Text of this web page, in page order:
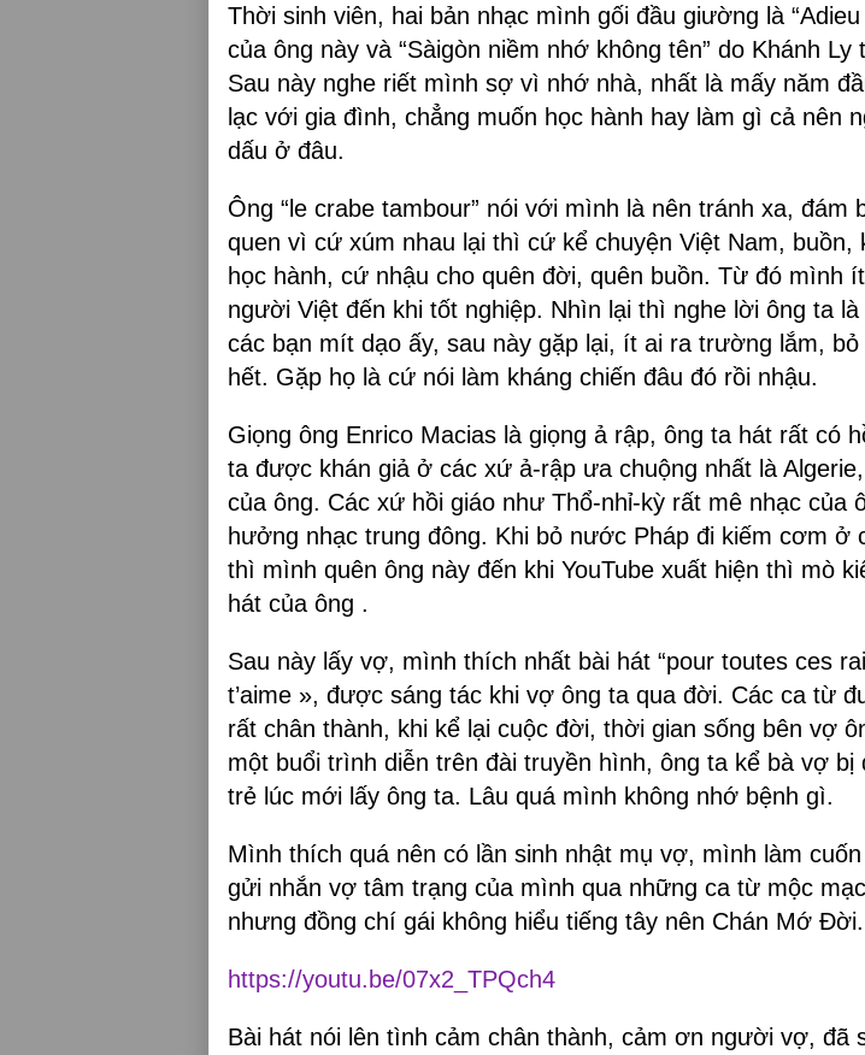
Thời sinh viên, hai bản nhạc mình gối đầu giường là “Adieu
của ông này và “Sàigòn niềm nhớ không tên” do Khánh Ly
Sau này nghe riết mình sợ vì nhớ nhà, nhất là mấy năm
lạc với gia đình, chẳng muốn học hành hay làm gì cả nên
dấu ở đâu.
Ông “le crabe tambour” nói với mình là nên tránh xa, đám
quen vì cứ xúm nhau lại thì cứ kể chuyện Việt Nam, buồn,
học hành, cứ nhậu cho quên đời, quên buồn. Từ đó mình
người Việt đến khi tốt nghiệp. Nhìn lại thì nghe lời ông ta là
các bạn mít dạo ấy, sau này gặp lại, ít ai ra trường lắm, bỏ
hết. Gặp họ là cứ nói làm kháng chiến đâu đó rồi nhậu.
Giọng ông Enrico Macias là giọng ả rập, ông ta hát rất có
ta được khán giả ở các xứ ả-rập ưa chuộng nhất là
của ông. Các xứ hồi giáo như Thổ-nhỉ-kỳ rất mê nhạc của
hưởng nhạc trung đông. Khi bỏ nước Pháp đi kiếm cơm ở
thì mình quên ông này đến khi YouTube xuất hiện thì mò
hát của ông .
Sau này lấy vợ, mình thích nhất bài hát “pour toutes ces
t’aime », được sáng tác khi vợ ông ta qua đời. Các ca từ
rất chân thành, khi kể lại cuộc đời, thời gian sống bên vợ
một buổi trình diễn trên đài truyền hình, ông ta kể bà vợ bị
trẻ lúc mới lấy ông ta. Lâu quá mình không nhớ bệnh gì.
Mình thích quá nên có lần sinh nhật mụ vợ, mình làm
gửi nhắn vợ tâm trạng của mình qua những ca từ mộc
nhưng đồng chí gái không hiểu tiếng tây nên Chán Mớ Đời.
https://youtu.be/07x2_TPQch4
Bài hát nói lên tình cảm chân thành, cảm ơn người vợ, đã